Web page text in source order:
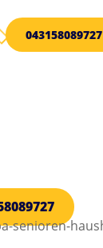
043158089727